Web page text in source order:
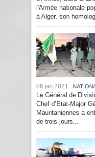
l'Armée nationale
à Alger, son
06 jan 2021
Le Général de
Chef d’Etat-Major
Mauritaniennes a
de trois jours...